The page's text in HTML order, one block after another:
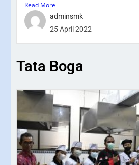
Read More
adminsmk
25 April 2022
Tata Boga